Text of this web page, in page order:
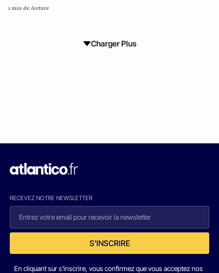
1 min de lecture
Charger Plus
RECEVEZ NOTRE NEWSLETTER
S'INSCRIRE
En cliquant sur s'inscrire, vous confirmez que vous acceptez nos